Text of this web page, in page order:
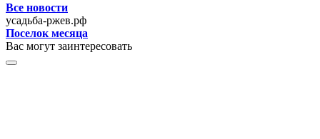
Все новости
усадьба-ржев.рф
Поселок месяца
Вас могут заинтересовать